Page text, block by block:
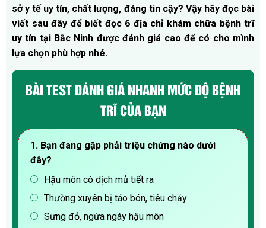
sở y tế uy tín, chất lượng, đáng tin cậy? Vậy hãy đọc bài
viết sau đây để biết đọc 6 địa chỉ khám chữa bệnh trĩ
uy tín tại Bắc Ninh được đánh giá cao để có cho mình
lựa chọn phù hợp nhé.
BÀI TEST ĐÁNH GIÁ NHANH MỨC ĐỘ BỆNH
TRĨ CỦA BẠN
1. Bạn đang gặp phải triệu chứng nào dưới
đây?
Hậu môn có dịch mủ tiết ra
Thường xuyên bị táo bón, tiêu chảy
Sưng đỏ, ngứa ngáy hậu môn